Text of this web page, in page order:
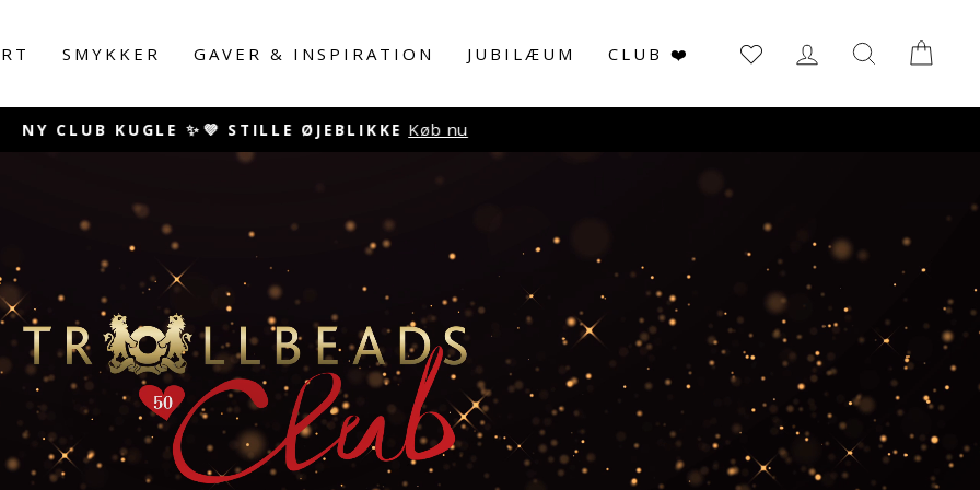
SMYKKER GAVER & INSPIRATION JUBILÆUM CLUB ❤️ LOG INSØG
Pause
NY CLUB KUGLE ✨💜 STILLE ØJEBLIKKE Køb nu